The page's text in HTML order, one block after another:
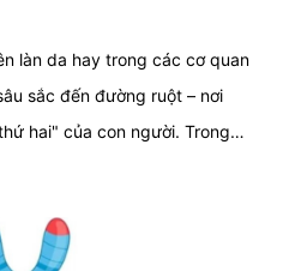
làn da hay trong các cơ quan
sắc đến đường ruột – nơi
hai" của con người. Trong
học đã phát hiện ra rằng
ruột bằng NMN có thể là
cải thiện sức khỏe toàn diện